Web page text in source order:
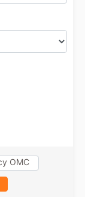
ОМС